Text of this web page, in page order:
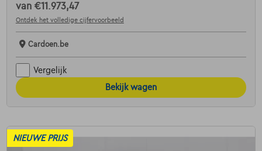
van €11.973,47
Ontdek het volledige cijfervoorbeeld
Cardoen.be
Vergelijk
Bekijk wagen
NIEUWE PRIJS